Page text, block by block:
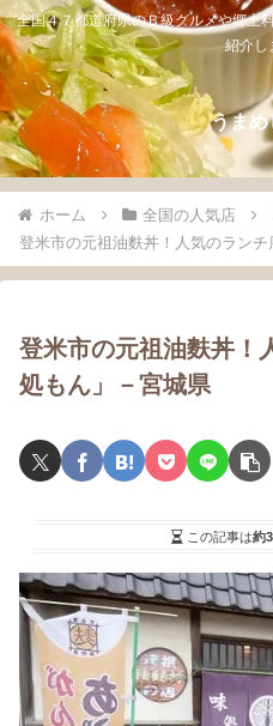
全国４７都道府県のＢ級グルメや郷土
紹介し
うまめ
ホーム 全国の人気店
登米市の元祖油麩丼！人気のラン
登米市の元祖油麩丼
処もん」－宮城県
この記事は約